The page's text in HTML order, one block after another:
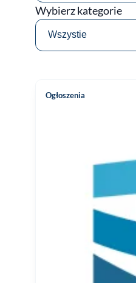
Wybierz kategorie
Ogłoszenia